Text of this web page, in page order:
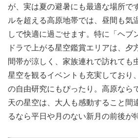
が、実は夏の避暑にも最適な場所で
ルを超える高原地帯では、昼間も気
しで快適に過ごせます。特に「ヘブ
ドラで上がる星空鑑賞エリアは、夕
間帯が涼しく、家族連れで訪れても
星空を観るイベントも充実しており
の自由研究にもぴったり。高原なら
天の星空は、大人も感動すること間
るなら平日や月のない新月の前後が